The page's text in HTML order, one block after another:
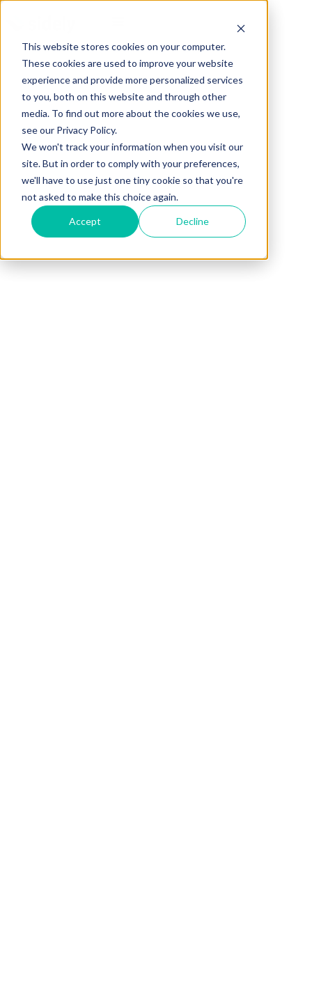
This website stores cookies on your computer.
These cookies are used to improve your website
experience and provide more personalized services
to you, both on this website and through other
media. To find out more about the cookies we use,
see our Privacy Policy.
We won't track your information when you visit our
site. But in order to comply with your preferences,
we'll have to use just one tiny cookie so that you're
not asked to make this choice again.
Accept Decline